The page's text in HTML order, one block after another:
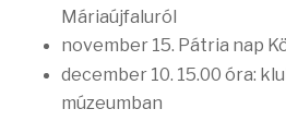
Máriaújfaluról
november 15. Pátria nap
december 10. 15.00 óra:
múzeumban